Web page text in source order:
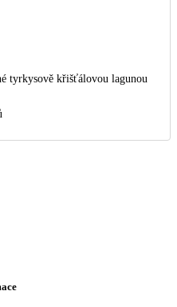
tyrkysově křišťálovou lagunou